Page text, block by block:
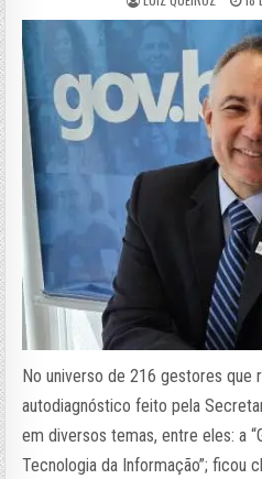
No universo de 216 gestores que
autodiagnóstico feito pela
em diversos temas, entre eles: a
Tecnologia da Informação”; ficou